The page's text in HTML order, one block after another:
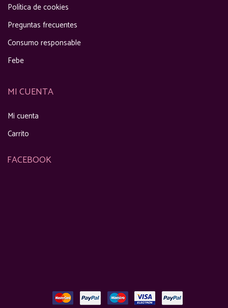
Política de cookies
Preguntas frecuentes
Consumo responsable
Febe
MI CUENTA
Mi cuenta
Carrito
FACEBOOK